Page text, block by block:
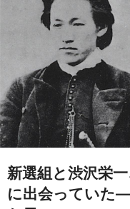
新選組と渋沢栄
に出会っていた